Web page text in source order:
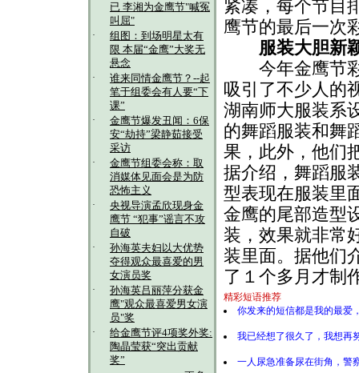
已 李湘为金鹰节"喊冤
叫屈"
·
组图：到场明星太有
限 本届“金鹰”大奖无
悬念
·
谁来同情金鹰节？--起
笔于组委会有人要“下
课”
·
金鹰节爆发丑闻：6保
安“劫持”梁静茹接受
采访
·
金鹰节组委会称：取
消媒体见面会是为防
恐怖主义
·
央视导演孟欣现身金
鹰节 “犯事”谣言不攻
自破
·
孙海英夫妇以大优势
夺得观众最喜爱的男
女演员奖
·
孙海英吕丽萍分获金
鹰"观众最喜爱男女演
员"奖
·
给金鹰节评4项奖外奖:
陶晶莹获“突出贡献
奖”
紧凑，每个节目
鹰节的最后一次
服装大胆新
今年金鹰节彩
吸引了不少人的
湖南师大服装系
的舞蹈服装和舞
果，此外，他们
据介绍，舞蹈服
型表现在服装里
金鹰的尾部造型
装，效果就非常
装里面。据他们
了１个多月才制
精彩短语推荐
你发来的短信都是我的最爱
我已经想了很久了，我想
一人尿急准备尿在街角，